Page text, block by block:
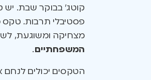
קוטג’ בבוקר שבת.
פסטיבלי תרבות. טקס
מצחיקה ומשוגעת,
המשפחתיים.
הטקסים יכולים